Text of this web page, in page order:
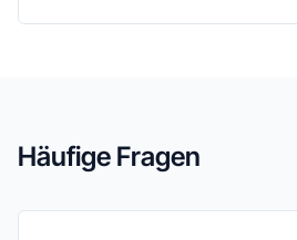
Häufige Fragen